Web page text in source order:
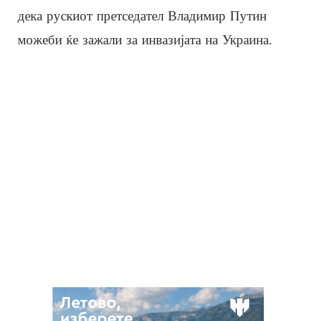
дека рускиот претседател Владимир Путин
можеби ќе зажали за инвазијата на Украина.